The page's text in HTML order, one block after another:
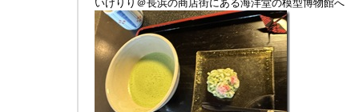
いけりり＠長浜の商店街にある海洋堂の模型博物館へ